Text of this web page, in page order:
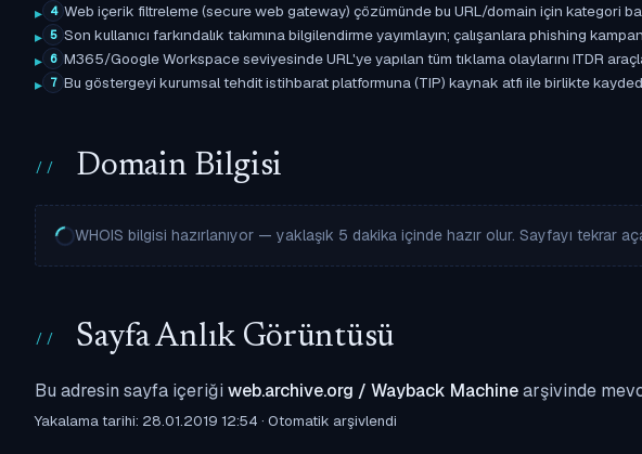
4 Web içerik filtreleme (secure web gateway) çözümünde bu URL/domain için kategori
5 Son kullanıcı farkındalık takımına bilgilendirme yayımlayın; çalışanlara phishing
6 M365/Google Workspace seviyesinde URL'ye yapılan tüm tıklama olaylarını ITDR
7 Bu göstergeyi kurumsal tehdit istihbarat platformuna (TIP) kaynak atfı ile birlikte
Domain Bilgisi
WHOIS bilgisi hazırlanıyor — yaklaşık 5 dakika içinde hazır olur. Sayfayı tekrar
Sayfa Anlık Görüntüsü
Bu adresin sayfa içeriği web.archive.org / Wayback Machinearşivinde
Yakalama tarihi: 28.01.2019 12:54 · Otomatik arşivlendi